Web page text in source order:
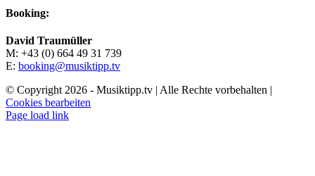
Booking:
David Traumüller
M: +43 (0) 664 49 31 739
E: booking@musiktipp.tv
© Copyright 2026 - Musiktipp.tv | Alle Rechte vorbehalten |
Cookies bearbeiten
Facebook
Instagram
YouTube
Page load link